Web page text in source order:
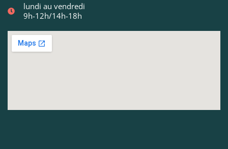
lundi au vendredi
9h-12h/14h-18h